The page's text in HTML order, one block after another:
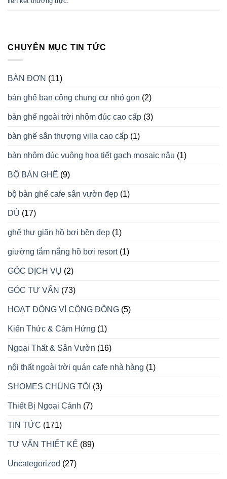
CHUYÊN MỤC TIN TỨC
BÀN ĐƠN (11)
bàn ghế ban công chung cư nhỏ gọn (2)
bàn ghế ngoài trời nhôm đúc cao cấp (3)
bàn ghế sân thượng villa cao cấp (1)
bàn nhôm đúc vuông họa tiết gạch mosaic nâu (1)
BỘ BÀN GHẾ (9)
bộ bàn ghế cafe sân vườn đẹp (1)
DÙ (17)
ghế thư giãn hồ bơi bền đẹp (1)
giường tắm nắng hồ bơi resort(1)
GÓC DỊCH VỤ (2)
GÓC TƯ VẤN (73)
HOẠT ĐỘNG VÌ CỘNG ĐỒNG (5)
Kiến Thức & Cảm Hứng (1)
Ngoại Thất & Sân Vườn (16)
nội thất ngoài trời quán cafe nhà hàng (1)
SHOMES CHÚNG TÔI (3)
Thiết Bị Ngoại Cảnh (7)
TIN TỨC (171)
TƯ VẤN THIẾT KẾ (89)
Uncategorized (27)